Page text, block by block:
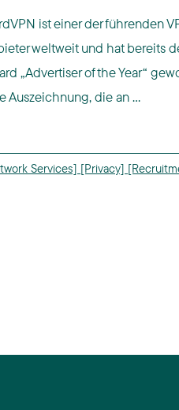
ist einer der führenden
weltweit und hat bereits
„Advertiser of the Year“
Auszeichnung, die an ...
Services] [Privacy]